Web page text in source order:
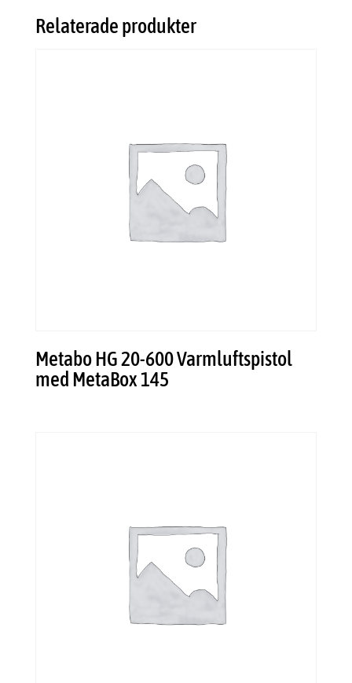
Relaterade produkter
Metabo HG 20-600 Varmluftspistol
med MetaBox 145